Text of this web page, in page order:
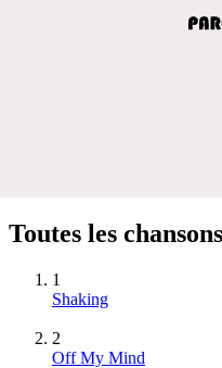
Toutes les chansons
1
Shaking
2
Off My Mind